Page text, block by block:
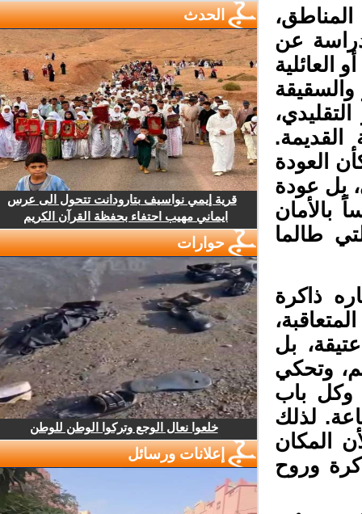
عن
العودة
بل عودة
بالأمان
طالما
ذاكرة
بل
وتحكي
باب
لذلك
المكان
وروح
الحدث
قرية إيمي نواسيف بتارودانت تتحول الى عرس
ايماني مهيب احتفاء بحفظة القرآن الكريم
حوارات
خلعوا نعال الوجع وتركوا الوطن للوطن
إعلانات ورسائل